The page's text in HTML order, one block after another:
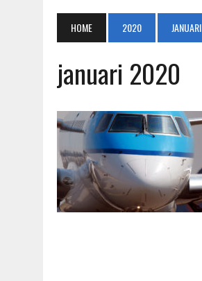
HOME 2020 JANUARI
januari 2020